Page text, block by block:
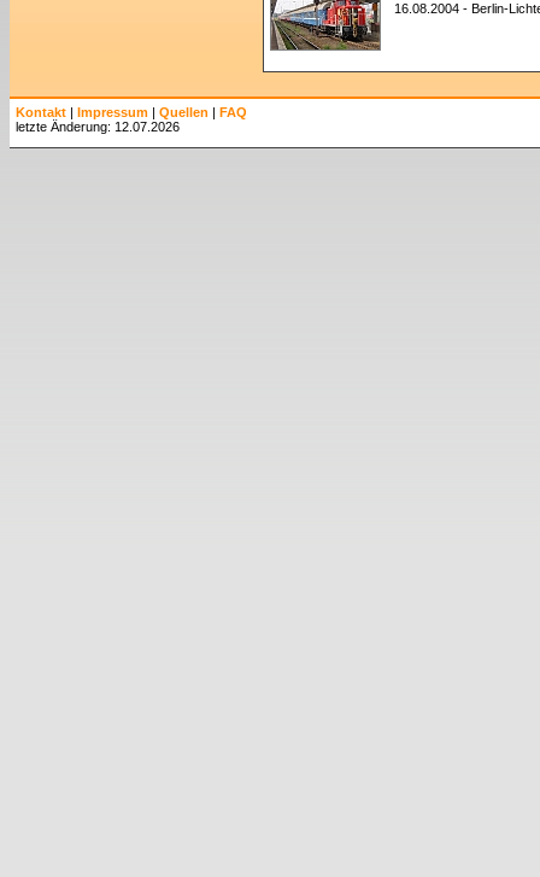
16.08.2004 - Berlin-
Kontakt | Impressum | Quellen | FAQ
letzte Änderung: 12.07.2026